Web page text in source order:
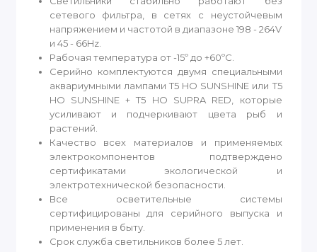
сетевого фильтра, в сетях с неустойчевым
напряжением и частотой в диапазоне 198 - 264V
и 45 - 66Hz.
Рабочая температура от -15º до +60ºС.
Серийно комплектуются двумя специальными
аквариумными лампами Т5 HO SUNSHINE или Т5
HO SUNSHINE + T5 HO SUPRA RED, которые
усиливают и подчеркивают цвета рыб и
растений.
Качество всех материалов и применяемых
электрокомпонентов подтверждено
сертификатами экологической и
электротехнической безопасности.
Все осветительные системы
сертифицированы для серийного выпуска и
применения в быту.
Срок служба светильников более 5 лет.